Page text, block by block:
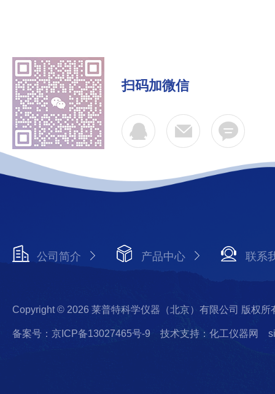
扫码加微信
公司简介 产品中心 联系
Copyright © 2026 莱普特科学仪器（北京）有限公司 版权所
备案号：京ICP备13027465号-9 技术支持：化工仪器网